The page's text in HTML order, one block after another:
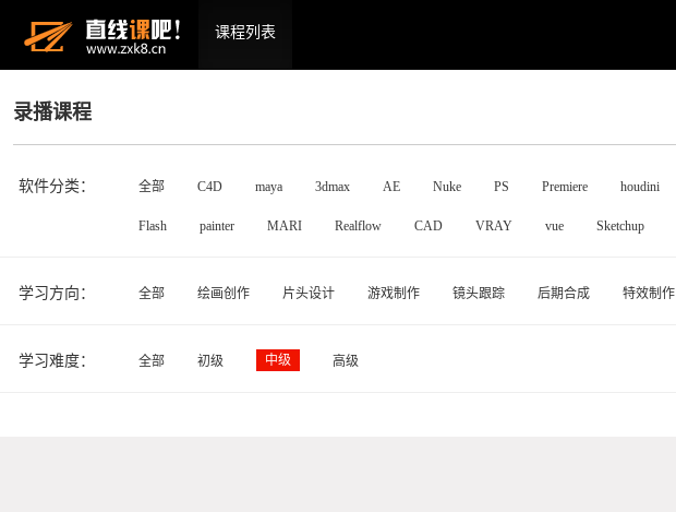
课程列表
录播课程
软件分类： 全部 C4D maya 3dmax AE Nuke PS Premiere houdini
Flash painter MARI Realflow CAD VRAY vue Sketchup
学习方向： 全部 绘画创作 片头设计 游戏制作 镜头跟踪 后期合成 特效制作
学习难度： 全部 初级 中级 高级